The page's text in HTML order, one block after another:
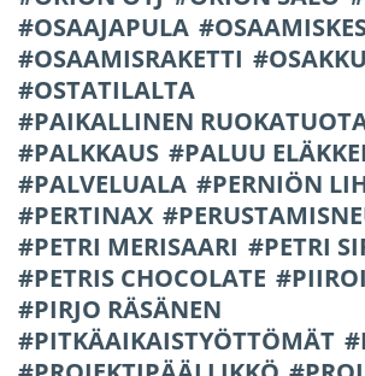
OSAAJAPULA
OSAAMISRAKETTI
OSTATILALTA
PAIKALLINEN
PALKKAUS
PALUU
PALVELUALA
PERNIÖN
PERTINAX
PETRI MERISAARI
PETRI
PETRIS CHOCOLATE
PIRJO RÄSÄNEN
PITKÄAIKAISTYÖTTÖMÄT